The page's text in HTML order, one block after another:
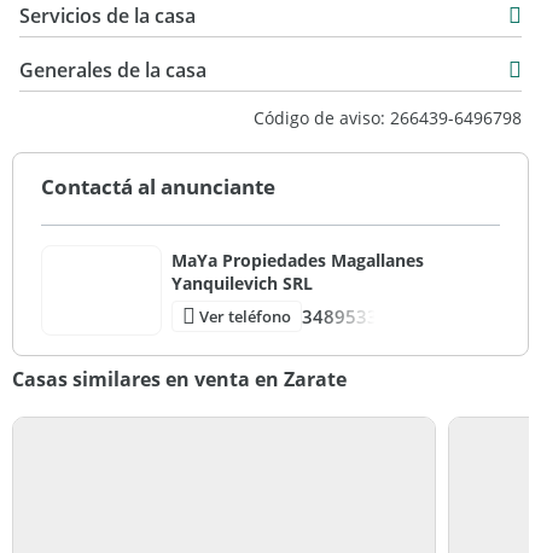
Servicios de la casa
Generales de la casa
Código de aviso: 266439-6496798
Contactá al anunciante
MaYa Propiedades Magallanes
Yanquilevich SRL
Ver teléfono 3489533
Casas similares en venta en Zarate